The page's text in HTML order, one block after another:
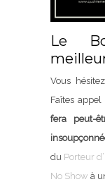
Le
Vous
Faîtes
fera peut-
du Porteur
No Show à